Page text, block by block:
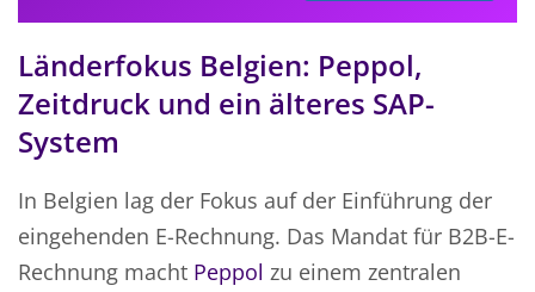
Länderfokus Belgien: Peppol,
Zeitdruck und ein älteres SAP-
System
In Belgien lag der Fokus auf der Einführung der
eingehenden E-Rechnung. Das Mandat für B2B-E-
Rechnung macht Peppol zu einem zentralen